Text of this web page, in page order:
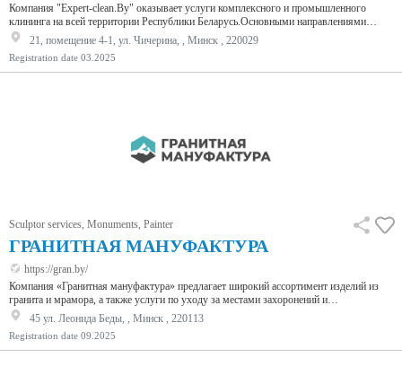
Компания "Expert-clean.By" оказывает услуги комплексного и промышленного
клининга на всей территории Республики Беларусь.Основными направлениями
нашей деятельности является профессиональная очистка и окраска крыш, мойка
тротуарной плитки, брусчатки и фасадов.Мы используем передовые технологии и
только профессиональное оборудование.
21, помещение 4-1, ул. Чичерина, , Минск , 220029
Registration date 03.2025
Sculptor services, Monuments, Painter
ГРАНИТНАЯ МАНУФАКТУРА
https://gran.by/
Компания «Гранитная мануфактура» предлагает широкий ассортимент изделий из
гранита и мрамора, а также услуги по уходу за местами захоронений и
благоустройству. Мы предлагаем не просто памятники из гранита, а настоящие
произведения искусства, которые будут служить вам долгие годы.
45 ул. Леонида Беды, , Минск , 220113
Registration date 09.2025